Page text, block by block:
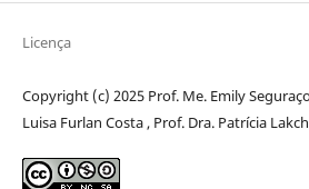
Licença
Copyright (c) 2025 Prof. Me. Emily
Luisa Furlan Costa , Prof. Dra. Patrícia